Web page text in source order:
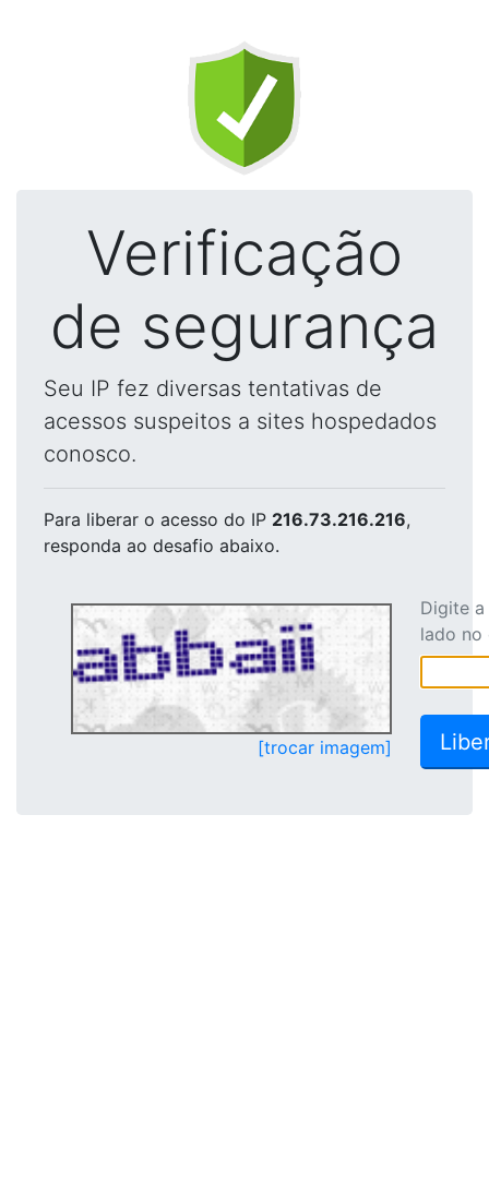
Verificação
de segurança
Seu IP fez diversas tentativas de
acessos suspeitos a sites hospedados
conosco.
Para liberar o acesso do IP 216.73.216.216,
responda ao desafio abaixo.
[trocar imagem]
Digite
lado no